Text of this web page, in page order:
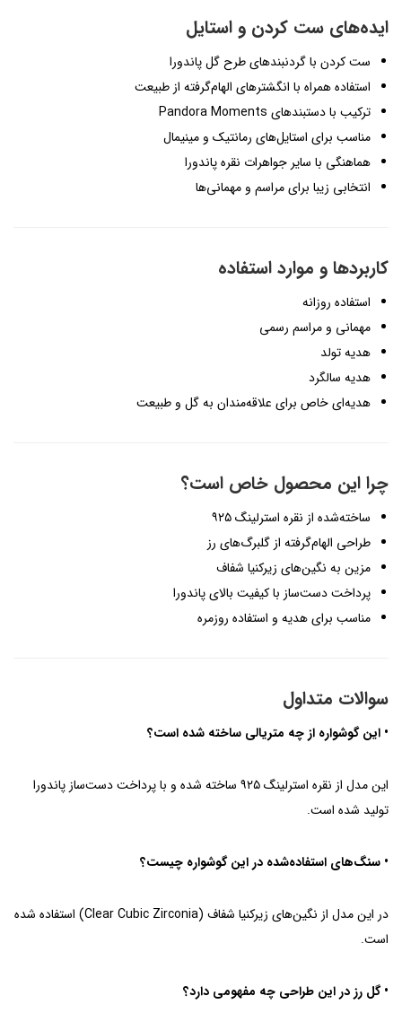
ایده‌های ست کردن و استایل
ست کردن با گردنبندهای طرح گل پاندورا
استفاده همراه با انگشترهای الهام‌گرفته از طبیعت
ترکیب با دستبندهای Pandora Moments
مناسب برای استایل‌های رمانتیک و مینیمال
هماهنگی با سایر جواهرات نقره پاندورا
انتخابی زیبا برای مراسم و مهمانی‌ها
کاربردها و موارد استفاده
استفاده روزانه
مهمانی و مراسم رسمی
هدیه تولد
هدیه سالگرد
هدیه‌ای خاص برای علاقه‌مندان به گل و طبیعت
چرا این محصول خاص است؟
ساخته‌شده از نقره استرلینگ ۹۲۵
طراحی الهام‌گرفته از گلبرگ‌های رز
مزین به نگین‌های زیرکنیا شفاف
پرداخت دست‌ساز با کیفیت بالای پاندورا
مناسب برای هدیه و استفاده روزمره
سوالات متداول
• این گوشواره از چه متریالی ساخته شده است؟
این مدل از نقره استرلینگ ۹۲۵ ساخته شده و با پرداخت دست‌ساز پاندورا
تولید شده است.
• سنگ‌های استفاده‌شده در این گوشواره چیست؟
در این مدل از نگین‌های زیرکنیا شفاف (Clear Cubic Zirconia) استفاده شده
است.
• گل رز در این طراحی چه مفهومی دارد؟